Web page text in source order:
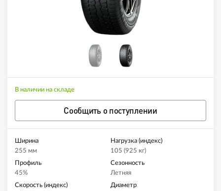
В наличии на складе
Сообщить о поступлении
Ширина
255 мм
Нагрузка (индекс)
105 (925 кг)
Профиль
45%
Сезонность
Летняя
Скорость (индекс)
Диаметр